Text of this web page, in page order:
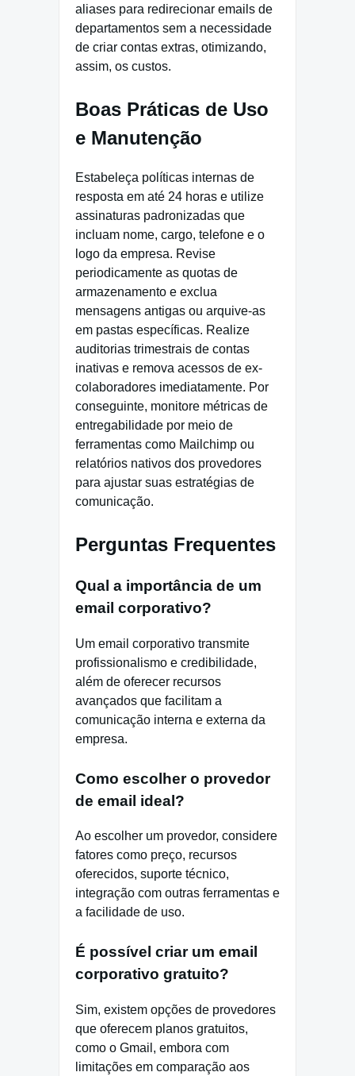
aliases para redirecionar emails de
departamentos sem a necessidade
de criar contas extras, otimizando,
assim, os custos.
Boas Práticas de Uso
e Manutenção
Estabeleça políticas internas de
resposta em até 24 horas e utilize
assinaturas padronizadas que
incluam nome, cargo, telefone e o
logo da empresa. Revise
periodicamente as quotas de
armazenamento e exclua
mensagens antigas ou arquive-as
em pastas específicas. Realize
auditorias trimestrais de contas
inativas e remova acessos de ex-
colaboradores imediatamente. Por
conseguinte, monitore métricas de
entregabilidade por meio de
ferramentas como Mailchimp ou
relatórios nativos dos provedores
para ajustar suas estratégias de
comunicação.
Perguntas Frequentes
Qual a importância de um
email corporativo?
Um email corporativo transmite
profissionalismo e credibilidade,
além de oferecer recursos
avançados que facilitam a
comunicação interna e externa da
empresa.
Como escolher o provedor
de email ideal?
Ao escolher um provedor, considere
fatores como preço, recursos
oferecidos, suporte técnico,
integração com outras ferramentas e
a facilidade de uso.
É possível criar um email
corporativo gratuito?
Sim, existem opções de provedores
que oferecem planos gratuitos,
como o Gmail, embora com
limitações em comparação aos